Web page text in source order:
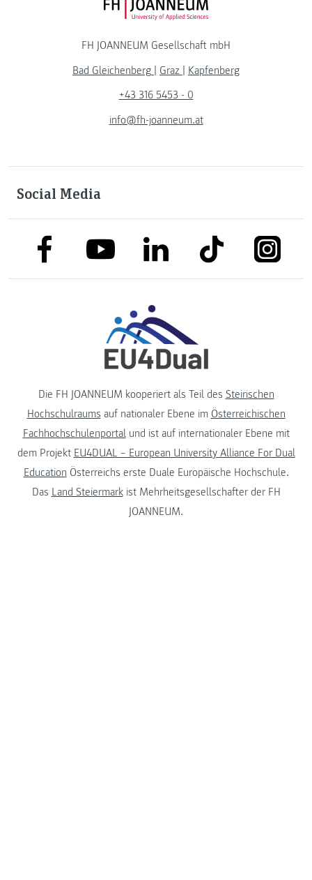
FH JOANNEUM Logo
FH JOANNEUM Gesellschaft mbH
Bad Gleichenberg | Graz | Kapfenberg
+43 316 5453 - 0
info@fh-joanneum.at
Social Media
link to facebooklink to youtubelink to linkedinlink to tiktok link to
Die FH JOANNEUM kooperiert als Teil des Steirischen
Hochschulraums auf nationaler Ebene im Österreichischen
Fachhochschulenportalund ist auf internationaler Ebene mit
dem Projekt EU4DUAL – European University Alliance For Dual
Education Österreichs erste Duale Europäische Hochschule.
Das Land Steiermarkist Mehrheitsgesellschafter der FH
JOANNEUM.